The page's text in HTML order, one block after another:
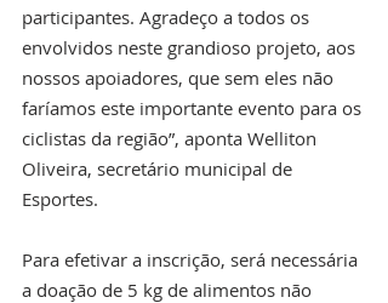
participantes. Agradeço a todos os
envolvidos neste grandioso projeto, aos
nossos apoiadores, que sem eles não
faríamos este importante evento para os
ciclistas da região”, aponta Welliton
Oliveira, secretário municipal de
Esportes.
Para efetivar a inscrição, será necessária
a doação de 5 kg de alimentos não